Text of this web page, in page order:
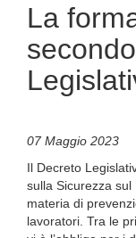
La
07 Maggio 2023
Il Decreto
sulla Sicurezza
materia di
lavoratori. Tra le